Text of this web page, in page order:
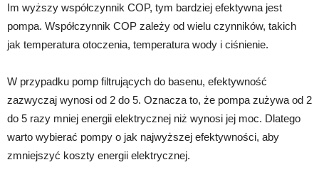
Im wyższy współczynnik COP, tym bardziej efektywna jest
pompa. Współczynnik COP zależy od wielu czynników, takich
jak temperatura otoczenia, temperatura wody i ciśnienie.
W przypadku pomp filtrujących do basenu, efektywność
zazwyczaj wynosi od 2 do 5. Oznacza to, że pompa zużywa od 2
do 5 razy mniej energii elektrycznej niż wynosi jej moc. Dlatego
warto wybierać pompy o jak najwyższej efektywności, aby
zmniejszyć koszty energii elektrycznej.